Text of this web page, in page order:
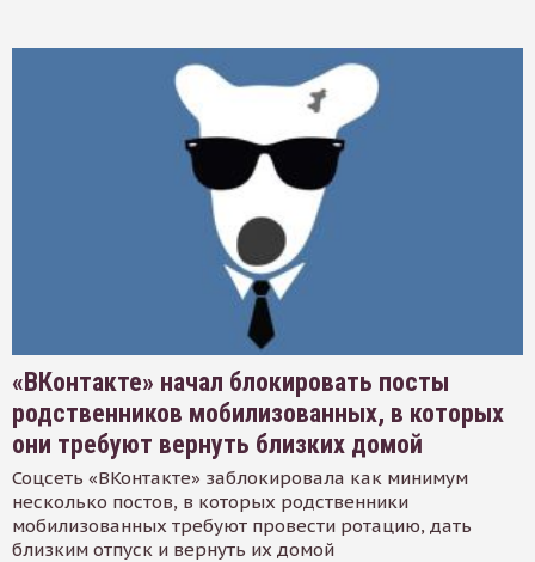
«ВКонтакте» начал блокировать посты
родственников мобилизованных, в которых
они требуют вернуть близких домой
Соцсеть «ВКонтакте» заблокировала как минимум
несколько постов, в которых родственники
мобилизованных требуют провести ротацию, дать
близким отпуск и вернуть их домой